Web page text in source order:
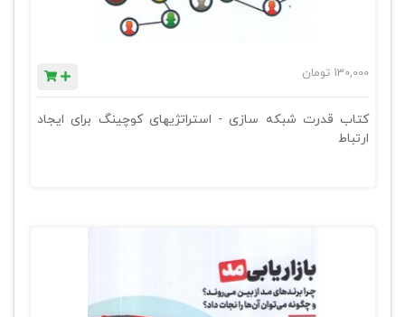
130,000 تومان
کتاب قدرت شبکه سازی - استراتژیهای کوچینگ برای ایجاد
ارتباط